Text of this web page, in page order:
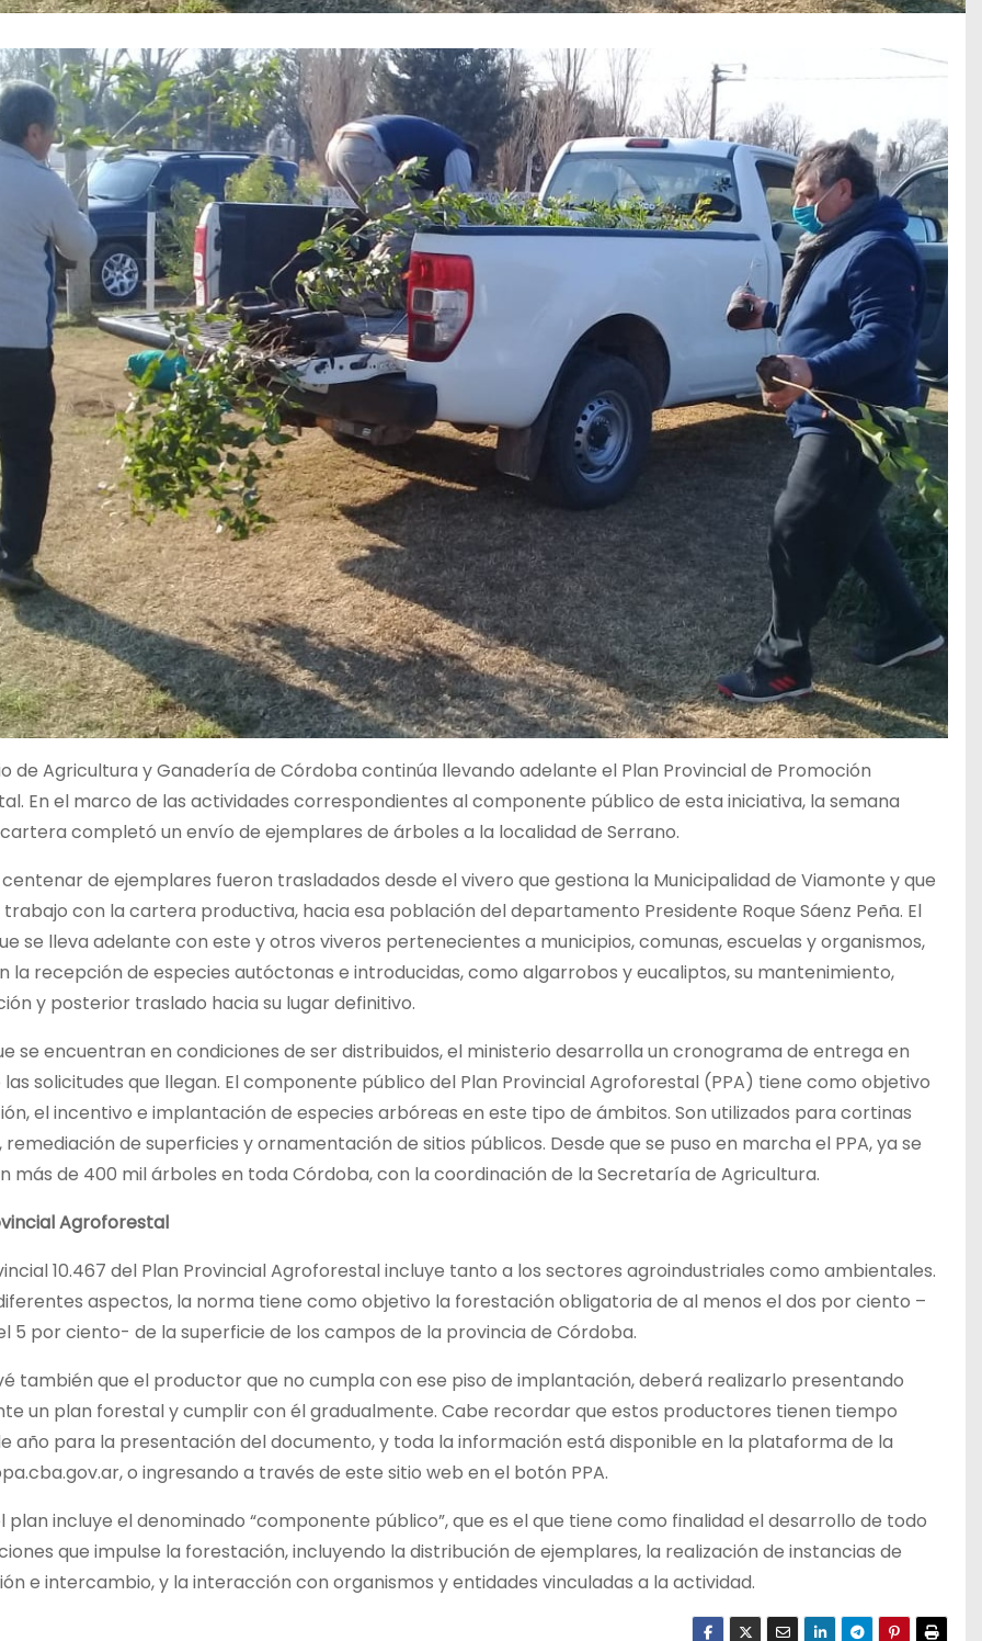
de Agricultura y Ganadería de Córdoba continúa llevando adelante el Plan Provincial de Promoción
En el marco de las actividades correspondientes al componente público de esta iniciativa, la semana
completó un envío de ejemplares de árboles a la localidad de Serrano.
centenar de ejemplares fueron trasladados desde el vivero que gestiona la Municipalidad de Viamonte y que
con la cartera productiva, hacia esa población del departamento Presidente Roque Sáenz Peña. El
se lleva adelante con este y otros viveros pertenecientes a municipios, comunas, escuelas y organismos,
la recepción de especies autóctonas e introducidas, como algarrobos y eucaliptos, su mantenimiento,
y posterior traslado hacia su lugar definitivo.
se encuentran en condiciones de ser distribuidos, el ministerio desarrolla un cronograma de entrega en
las solicitudes que llegan. El componente público del Plan Provincial Agroforestal (PPA) tiene como objetivo
el incentivo e implantación de especies arbóreas en este tipo de ámbitos. Son utilizados para cortinas
de superficies y ornamentación de sitios públicos. Desde que se puso en marcha el PPA, ya se
más de 400 mil árboles en toda Córdoba, con la coordinación de la Secretaría de Agricultura.
Agroforestal
10.467 del Plan Provincial Agroforestal incluye tanto a los sectores agroindustriales como ambientales.
aspectos, la norma tiene como objetivo la forestación obligatoria de al menos el dos por ciento –
5 por ciento- de la superficie de los campos de la provincia de Córdoba.
también que el productor que no cumpla con ese piso de implantación, deberá realizarlo presentando
un plan forestal y cumplir con él gradualmente. Cabe recordar que estos productores tienen tiempo
año para la presentación del documento, y toda la información está disponible en la plataforma de la
o ingresando a través de este sitio web en el botón PPA.
plan incluye el denominado “componente público”, que es el que tiene como finalidad el desarrollo de todo
que impulse la forestación, incluyendo la distribución de ejemplares, la realización de instancias de
e intercambio, y la interacción con organismos y entidades vinculadas a la actividad.